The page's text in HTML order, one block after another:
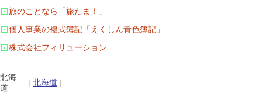
旅のことなら「旅たま！」
個人事業の複式簿記「えくしん青色簿記」
株式会社フィリューション
北海
道
[ 北海道 ]